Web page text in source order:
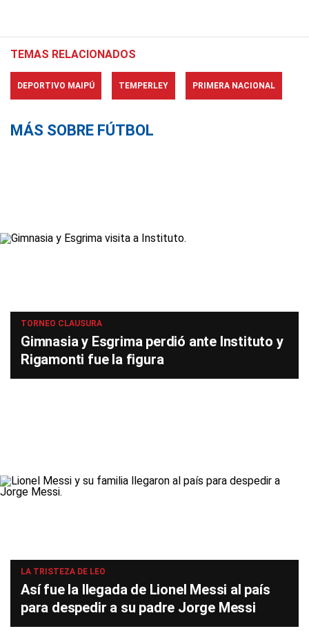
TEMAS RELACIONADOS
DEPORTIVO MAIPÚ TEMPERLEY PRIMERA NACIONAL
MÁS SOBRE FÚTBOL
TORNEO CLAUSURA
Gimnasia y Esgrima perdió ante Instituto y
Rigamonti fue la figura
LA TRISTEZA DE LEO
Así fue la llegada de Lionel Messi al país
para despedir a su padre Jorge Messi